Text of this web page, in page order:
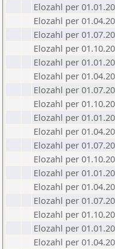
Elozahl per
Elozahl per
Elozahl per
Elozahl per
Elozahl per
Elozahl per
Elozahl per
Elozahl per
Elozahl per
Elozahl per
Elozahl per
Elozahl per
Elozahl per
Elozahl per
Elozahl per
Elozahl per
Elozahl per
Elozahl per